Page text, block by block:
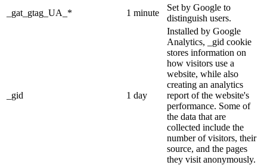
_gat_gtag_UA_*
1 minute
Set by Google to
distinguish users.
_gid 1 day
Installed by Google
Analytics, _gid cookie
stores information on
how visitors use a
website, while also
creating an analytics
report of the website's
performance. Some of
the data that are
collected include the
number of visitors, their
source, and the pages
they visit anonymously.